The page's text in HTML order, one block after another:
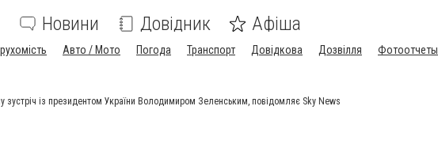
Новини Довідник Афіша
Авто / Мото Погода Транспорт Довідкова Дозвілля Фотоотчеты
зустріч із президентом України Володимиром Зеленським, повідомляє Sky News